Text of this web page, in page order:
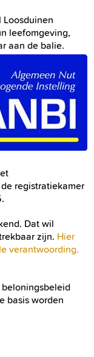
Loosduinen
leefomgeving,
aan de balie.
registratiekamer
Dat wil
zijn. Hier
verantwoording.
basis worden